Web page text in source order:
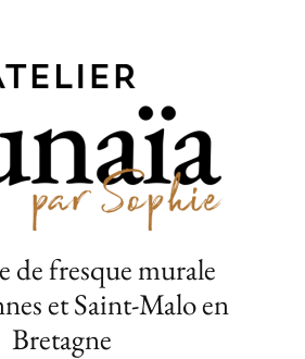
de fresque murale
et Saint-Malo en
Bretagne